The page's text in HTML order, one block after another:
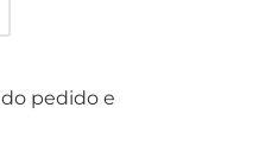
pedido e